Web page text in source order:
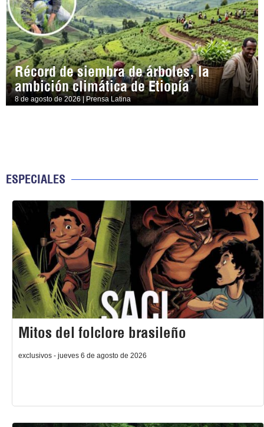
Récord de siembra de árboles, la
ambición climática de Etiopía
8 de agosto de 2026 | Prensa Latina
ESPECIALES
Mitos del folclore brasileño
exclusivos - jueves 6 de agosto de 2026